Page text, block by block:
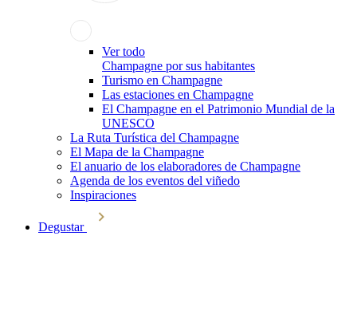
Ver todo
Champagne por sus habitantes
Turismo en Champagne
Las estaciones en Champagne
El Champagne en el Patrimonio Mundial de la
UNESCO
La Ruta Turística del Champagne
El Mapa de la Champagne
El anuario de los elaboradores de Champagne
Agenda de los eventos del viñedo
Inspiraciones
Degustar